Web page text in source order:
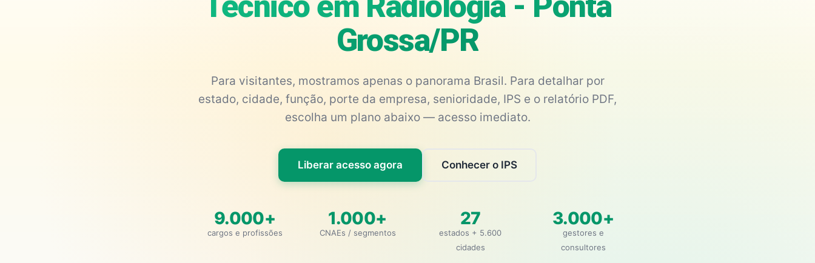
Grossa/PR
Para visitantes, mostramos apenas o panorama Brasil. Para detalhar por
estado, cidade, função, porte da empresa, senioridade, IPS e o relatório PDF,
escolha um plano abaixo — acesso imediato.
Liberar acesso agora Conhecer o IPS
9.000+
cargos e profissões
1.000+
CNAEs / segmentos
27
estados + 5.600
cidades
3.000+
gestores e
consultores